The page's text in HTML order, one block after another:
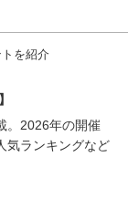
を紹介
。2026年の開催
気ランキングなど